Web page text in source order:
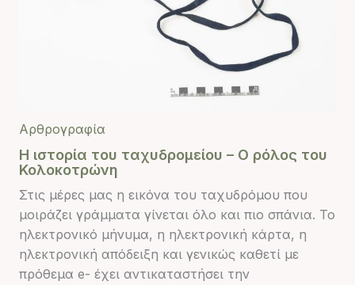
Αρθρογραφία
Η ιστορία του ταχυδρομείου – Ο ρόλος του
Κολοκοτρώνη
Στις μέρες μας η εικόνα του ταχυδρόμου που
μοιράζει γράμματα γίνεται όλο και πιο σπάνια. Το
ηλεκτρονικό μήνυμα, η ηλεκτρονική κάρτα, η
ηλεκτρονική απόδειξη και γενικώς καθετί με
πρόθεμα e- έχει αντικαταστήσει την